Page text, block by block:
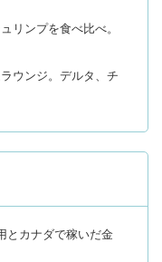
リンプを食べ比べ。
ウンジ。デルタ、チ
とカナダで稼いだ金